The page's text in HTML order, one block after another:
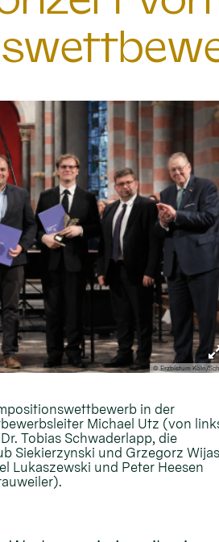
© Erzbistum Köln/
in der
Michael Utz (von
Tobias Schwaderlapp, die
Siekierzynski und Grzegorz Wijas
Lukaszewski und Peter Heesen